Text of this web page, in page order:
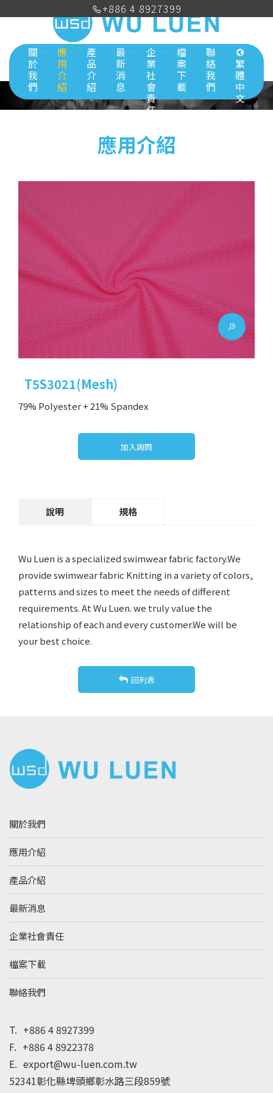
關
於
我
們
應
用
介
紹
產
品
介
紹
最
新
消
息
企
業
社
會
責
任
檔
案
下
載
聯
絡
我
們
繁
體
中
文
應用介紹
T5S3021(Mesh)
79% Polyester + 21% Spandex
加入詢問
說明 規格
Wu Luen is a specialized swimwear fabric factory.We
provide swimwear fabric Knitting in a variety of colors,
patterns and sizes to meet the needs of different
requirements. At Wu Luen. we truly value the
relationship of each and every customer.We will be
your best choice.
回列表
T. +886 4 8927399
F. +886 4 8922378
E. export@wu-luen.com.tw
52341彰化縣埤頭鄉彰水路三段859號
關於我們
應用介紹
產品介紹
最新消息
企業社會責任
檔案下載
聯絡我們
+886 4 8927399